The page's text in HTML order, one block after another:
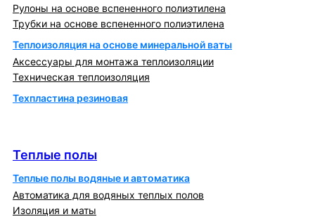
Рулоны на основе вспененного полиэтилена
Трубки на основе вспененного полиэтилена
Теплоизоляция на основе минеральной ваты
Аксессуары для монтажа теплоизоляции
Техническая теплоизоляция
Техпластина резиновая
Теплые полы
Теплые полы водяные и автоматика
Автоматика для водяных теплых полов
Изоляция и маты